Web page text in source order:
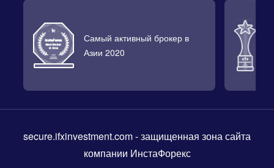
Самый активный брокер в
Азии 2020
secure.ifxinvestment.com- защищенная зона сайта
компании ИнстаФорекс